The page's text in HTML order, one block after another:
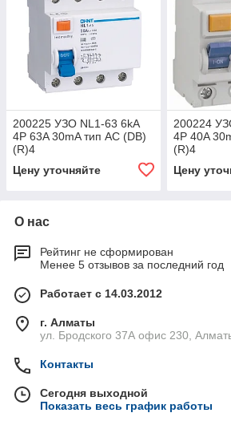
200225 УЗО NL1-63 6kA
4P 63A 30mA тип AC (DB)
(R)4
Цену уточняйте
200224
4P 40A
(R)4
Цену
О нас
Рейтинг не сформирован
Менее 5 отзывов за последний год
Работает с 14.03.2012
г. Алматы
ул. Бродского 37А офис 230,
Контакты
Сегодня выходной
Показать весь график работы